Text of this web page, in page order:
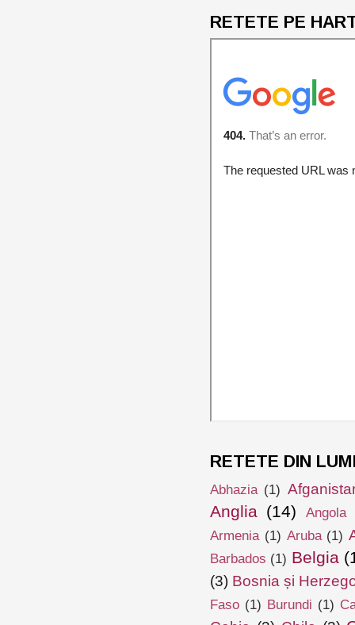
RETETE PE
RETETE DIN
Abhazia (1)
Anglia (14) Angola
Armenia (1) Aruba (1)
Barbados (1) Belgia
(3) Bosnia și
Faso (1) Burundi (1)